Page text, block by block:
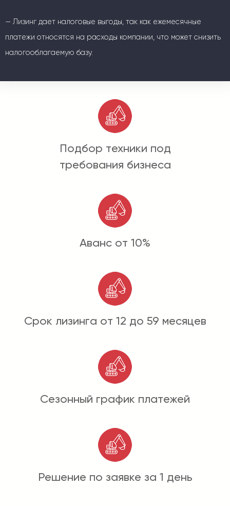
— Лизинг дает налоговые выгоды, так как ежемесячные
платежи относятся на расходы компании, что может снизить
налогооблагаемую базу.
Подбор техники под
требования бизнеса
Аванс от 10%
Срок лизинга от 12 до 59 месяцев
Сезонный график платежей
Решение по заявке за 1 день